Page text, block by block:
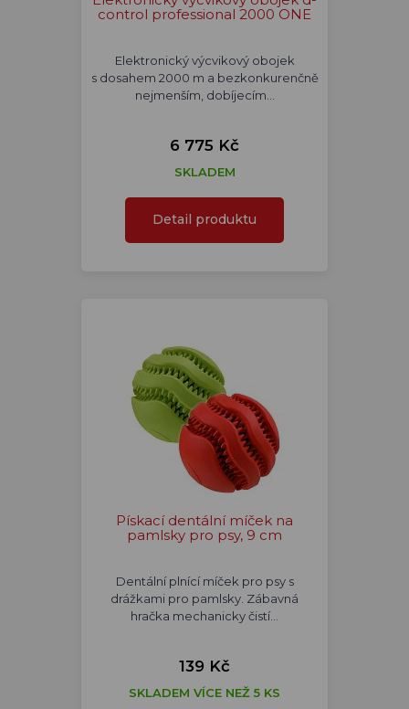
control professional 2000 ONE
Elektronický výcvikový obojek
s dosahem 2000 m a bezkonkurenčně
nejmenším, dobíjecím…
6 775 Kč
SKLADEM
Detail produktu
Pískací dentální míček na
pamlsky pro psy, 9 cm
Dentální plnící míček pro psy s
drážkami pro pamlsky. Zábavná
hračka mechanicky čistí…
139 Kč
SKLADEM VÍCE NEŽ 5 KS